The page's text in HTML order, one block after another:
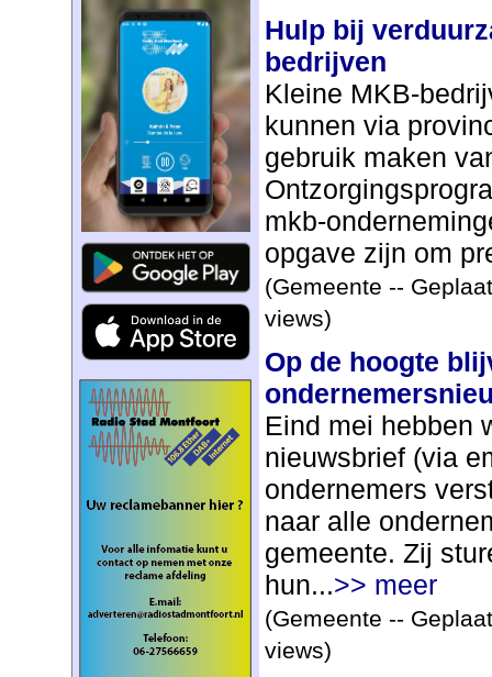
Hulp bij
bedrijven
Kleine MKB-
kunnen via
gebruik maken
mkb-
opgave zijn om
(Gemeente --
views)
Op de hoogte
Eind mei hebben
nieuwsbrief (via
ondernemers
naar alle
gemeente. Zij
hun...>> meer
(Gemeente --
views)